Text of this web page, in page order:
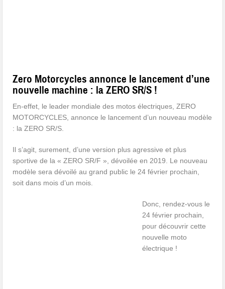
Zero Motorcycles annonce le lancement d’une
nouvelle machine : la ZERO SR/S !
En-effet, le leader mondiale des motos électriques, ZERO
MOTORCYCLES, annonce le lancement d’un nouveau modèle
: la ZERO SR/S.
Il s’agit, surement, d’une version plus agressive et plus
sportive de la « ZERO SR/F », dévoilée en 2019. Le nouveau
modèle sera dévoilé au grand public le 24 février prochain,
soit dans mois d’un mois.
Donc, rendez-vous le
24 février prochain,
pour découvrir cette
nouvelle moto
électrique !